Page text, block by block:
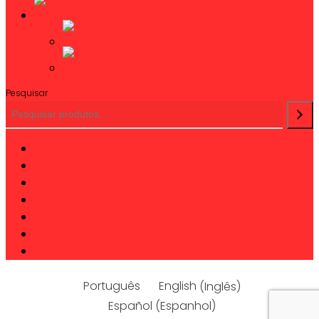
Pesquisar
Português English (Inglês)
Español (Espanhol)